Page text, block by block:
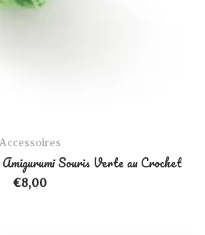
Accessoires
Souris Verte au Crochet
€8,00